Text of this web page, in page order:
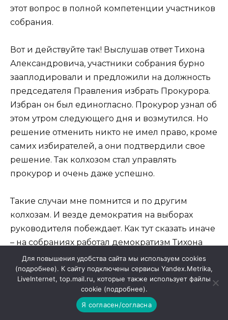
этот вопрос в полной компетенции участников
собрания.
Вот и действуйте так! Выслушав ответ Тихона
Александровича, участники собрания бурно
зааплодировали и предложили на должность
председателя Правления избрать Прокурора.
Избран он был единогласно. Прокурор узнал об
этом утром следующего дня и возмутился. Но
решение отменить никто не имел право, кроме
самих избирателей, а они подтвердили свое
решение. Так колхозом стал управлять
прокурор и очень даже успешно.
Такие случаи мне помнится и по другим
колхозам. И везде демократия на выборах
руководителя побеждает. Как тут сказать иначе
– на собраниях работал демократизм Тихона
Александровича.
Жизнь и деятельность Тихона Александровича
в Мясниковском районе – необозрима и
результаты ее неоценимы. И автор настоящего
Для повышения удобства сайта мы используем cookies
(подробнее). К сайту подключены сервисы Yandex.Metrika,
LiveInternet, top.mail.ru, которые также использует файлы
cookie (подробнее).
Я согласен/согласна